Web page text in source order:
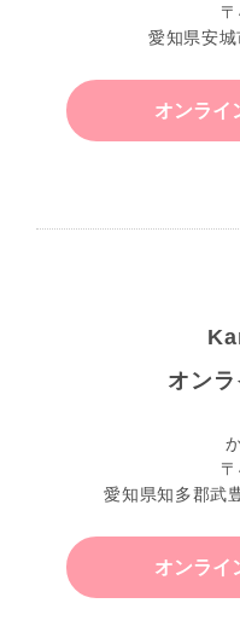
愛知県安
オンライ
オン
愛知県知多郡武
オンライ